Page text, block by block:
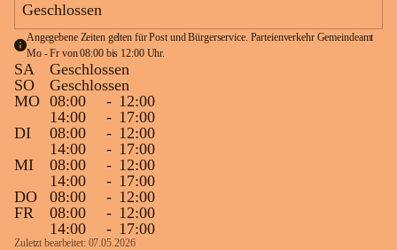
Geschlossen
Angegebene Zeiten gelten für Post und Bürgerservice. Parteienverkehr Gemeindeamt
Mo - Fr von 08:00 bis 12:00 Uhr.
SA
Geschlossen
SO
Geschlossen
MO 08:00 - 12:00
14:00
- 17:00
DI
08:00 - 12:00
14:00
- 17:00
MI
08:00 - 12:00
14:00
- 17:00
DO
08:00 - 12:00
FR
08:00 - 12:00
14:00
- 17:00
Zuletzt bearbeitet: 07.05.2026